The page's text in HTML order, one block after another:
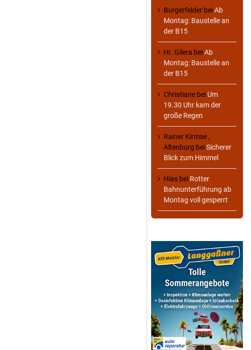
Burgerfelder beiAb
Montag: Baustelle an
der B15
Hr. Gilera beiAb
Montag: Baustelle an
der B15
Christiane bei Um
19.30 Uhr kam der
große Regen
Rainer Kirmse ,
Altenburg beiSicherer
Blick zum Himmel
Hias bei Rotter
Bahnunterführung ab
Montag voll gesperrt